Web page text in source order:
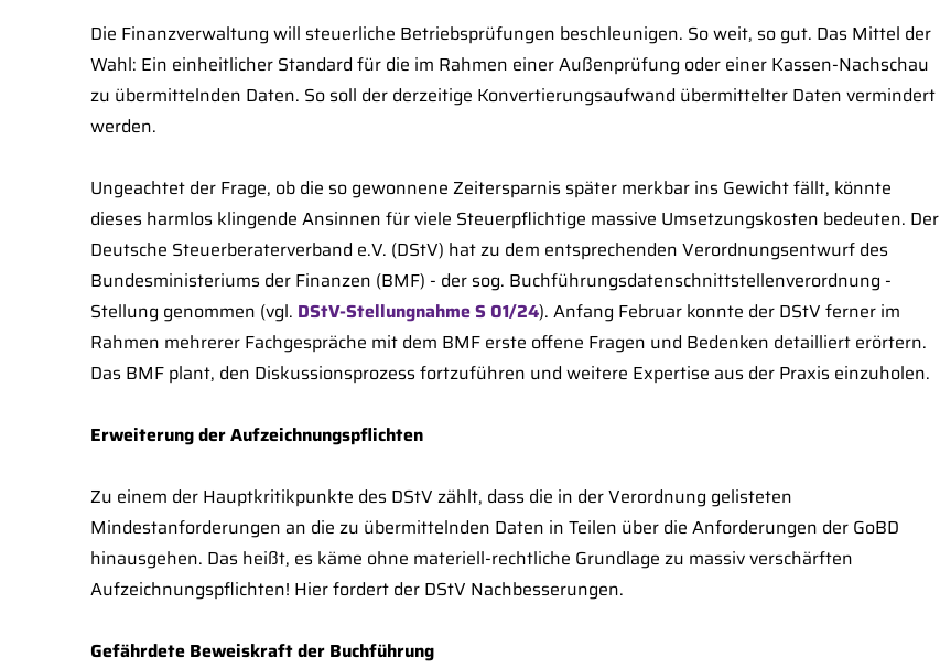
Die Finanzverwaltung will steuerliche Betriebsprüfungen beschleunigen. So weit, so gut. Das Mittel der
Wahl: Ein einheitlicher Standard für die im Rahmen einer Außenprüfung oder einer Kassen-Nachschau
zu übermittelnden Daten. So soll der derzeitige Konvertierungsaufwand übermittelter Daten vermindert
werden.
Ungeachtet der Frage, ob die so gewonnene Zeitersparnis später merkbar ins Gewicht fällt, könnte
dieses harmlos klingende Ansinnen für viele Steuerpflichtige massive Umsetzungskosten bedeuten. Der
Deutsche Steuerberaterverband e.V. (DStV) hat zu dem entsprechenden Verordnungsentwurf des
Bundesministeriums der Finanzen (BMF) - der sog. Buchführungsdatenschnittstellenverordnung -
Stellung genommen (vgl. DStV‑Stellungnahme S 01/24). Anfang Februar konnte der DStV ferner im
Rahmen mehrerer Fachgespräche mit dem BMF erste offene Fragen und Bedenken detailliert erörtern.
Das BMF plant, den Diskussionsprozess fortzuführen und weitere Expertise aus der Praxis einzuholen.
Erweiterung der Aufzeichnungspflichten
Zu einem der Hauptkritikpunkte des DStV zählt, dass die in der Verordnung gelisteten
Mindestanforderungen an die zu übermittelnden Daten in Teilen über die Anforderungen der GoBD
hinausgehen. Das heißt, es käme ohne materiell-rechtliche Grundlage zu massiv verschärften
Aufzeichnungspflichten! Hier fordert der DStV Nachbesserungen.
Gefährdete Beweiskraft der Buchführung